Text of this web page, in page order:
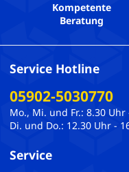
Kompetente
Beratung
Service Hotline
05902-5030770
Mo., Mi. und Fr.: 8.30 Uhr
Di. und Do.: 12.30 Uhr -
Service